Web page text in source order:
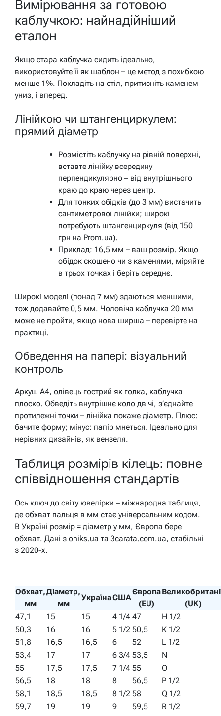
Вимірювання за готовою
каблучкою: найнадійніший
еталон
Якщо стара каблучка сидить ідеально,
використовуйте її як шаблон – це метод з похибкою
менше 1%. Покладіть на стіл, притисніть каменем
униз, і вперед.
Лінійкою чи штангенциркулем:
прямий діаметр
Розмістіть каблучку на рівній поверхні,
вставте лінійку всередину
перпендикулярно – від внутрішнього
краю до краю через центр.
Для тонких обідків (до 3 мм) вистачить
сантиметрової лінійки; широкі
потребують штангенциркуля (від 150
грн на Prom.ua).
Приклад: 16,5 мм – ваш розмір. Якщо
обідок скошено чи з каменями, міряйте
в трьох точках і беріть середнє.
Широкі моделі (понад 7 мм) здаються меншими,
тож додавайте 0,5 мм. Чоловіча каблучка 20 мм
може не пройти, якщо нова ширша – перевірте на
практиці.
Обведення на папері: візуальний
контроль
Аркуш А4, олівець гострий як голка, каблучка
плоско. Обведіть внутрішнє коло двічі, з’єднайте
протилежні точки – лінійка покаже діаметр. Плюс:
бачите форму; мінус: папір мнеться. Ідеально для
нерівних дизайнів, як вензеля.
Таблиця розмірів кілець: повне
співвідношення стандартів
Ось ключ до світу ювелірки – міжнародна таблиця,
де обхват пальця в мм стає універсальним кодом.
В Україні розмір = діаметр у мм, Європа бере
обхват. Дані з oniks.ua та 3carata.com.ua, стабільні
з 2020-х.
Обхват,
мм
Діаметр,
мм
УкраїнаСША
Європа
(EU)
(UK)
47,1
15 15 4 1/4 47
H 1/2
50,3
16 16 5 1/2 50,5
K 1/2
51,8
16,5 16,5 6 52
L 1/2
53,4
17 17 6 3/4 53,5
N
55
17,5 17,5 7 1/4 55
O
56,5
18 18 8 56,5
P 1/2
58,1
18,5 18,5 8 1/2 58
Q 1/2
59,7
19 19 9 59,5
R 1/2